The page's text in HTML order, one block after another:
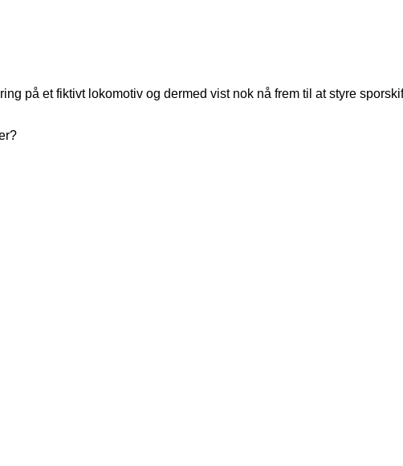
på et fiktivt lokomotiv og dermed vist nok nå frem til at styre